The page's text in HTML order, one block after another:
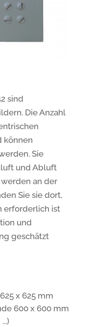
sind
Die Anzahl
können
Sie
und Abluft
an der
Sie sie dort,
erforderlich ist
und
geschätzt
x 625 mm
600 x 600 mm